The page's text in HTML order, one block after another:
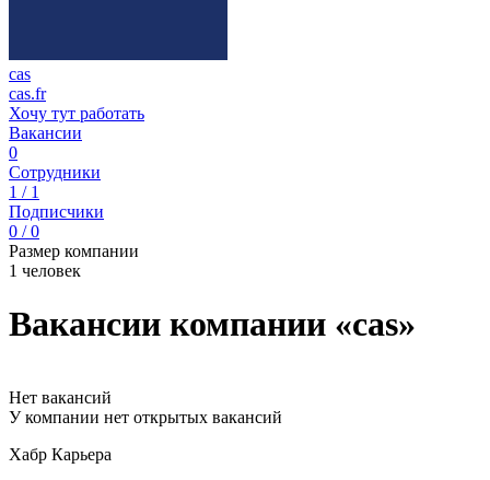
cas
cas.fr
Хочу тут работать
Вакансии
0
Сотрудники
1 / 1
Подписчики
0 / 0
Размер компании
1 человек
Вакансии компании «cas»
Нет вакансий
У компании нет открытых вакансий
Хабр Карьера